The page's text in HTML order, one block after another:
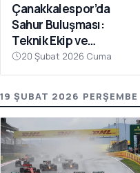
Çanakkalespor’da
Sahur Buluşması:
Teknik Ekip ve
Futbolcular Aynı
Sofrada
20 Şubat 2026 Cuma
19 ŞUBAT 2026 PERŞEMBE